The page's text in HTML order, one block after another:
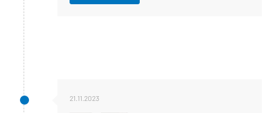
21.11.2023